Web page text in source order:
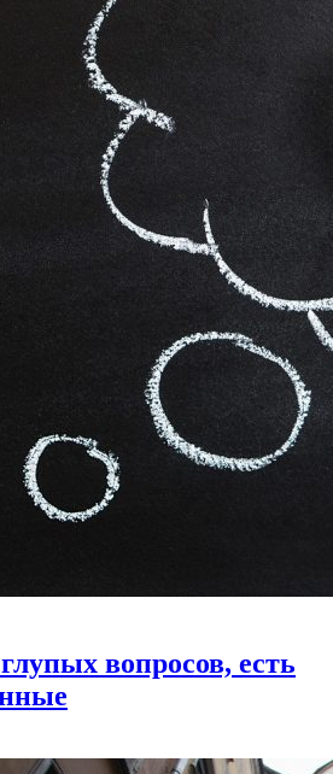
вопросов, есть